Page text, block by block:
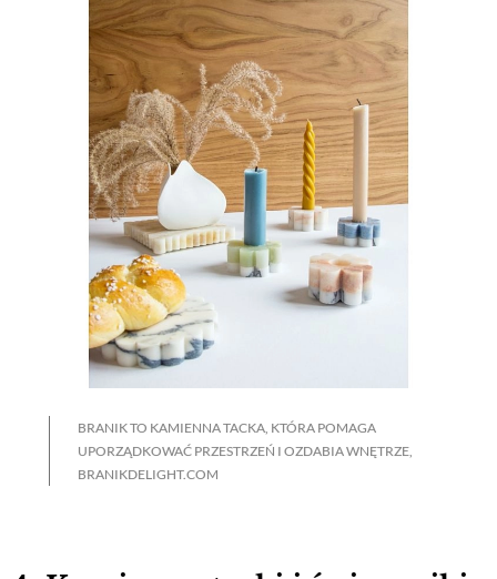
BRANIK TO KAMIENNA TACKA, KTÓRA POMAGA
UPORZĄDKOWAĆ PRZESTRZEŃ I OZDABIA WNĘTRZE,
BRANIKDELIGHT.COM